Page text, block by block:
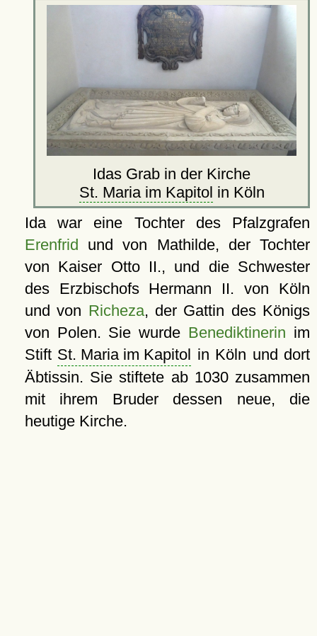
Idas Grab in der Kirche
St. Maria im Kapitol in Köln
Ida war eine Tochter des Pfalzgrafen
Erenfrid und von Mathilde, der Tochter
von Kaiser Otto II., und die Schwester
des Erzbischofs Hermann II. von Köln
und von Richeza, der Gattin des Königs
von Polen. Sie wurde Benediktinerin im
Stift St. Maria im Kapitol in Köln und dort
Äbtissin. Sie stiftete ab 1030 zusammen
mit ihrem Bruder dessen neue, die
heutige Kirche.